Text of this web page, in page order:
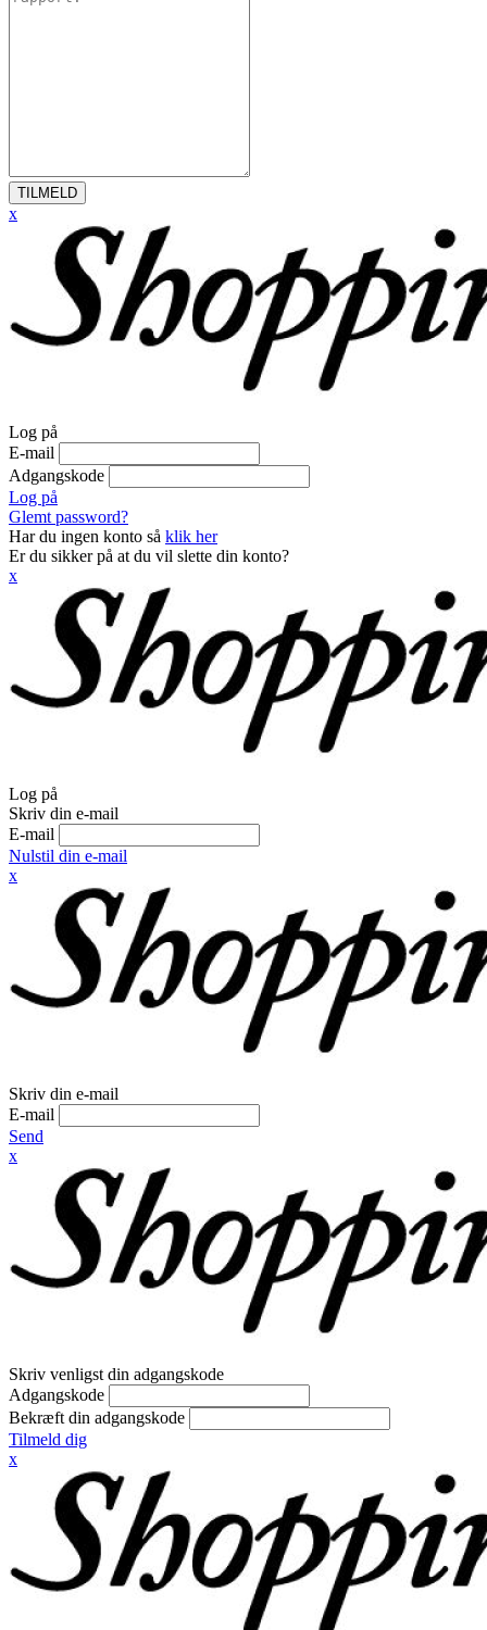
TILMELD
x
Log på
E-mail
Adgangskode
Log på
Glemt password?
Har du ingen konto så klik her
Er du sikker på at du vil slette din konto?
x
Log på
Skriv din e-mail
E-mail
Nulstil din e-mail
x
Skriv din e-mail
E-mail
Send
x
Skriv venligst din adgangskode
Adgangskode
Bekræft din adgangskode
Tilmeld dig
x